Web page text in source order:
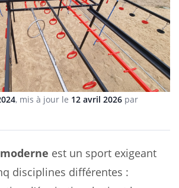
, mis à jour le 12 avril 2026 par
est un sport exigeant
disciplines différentes :